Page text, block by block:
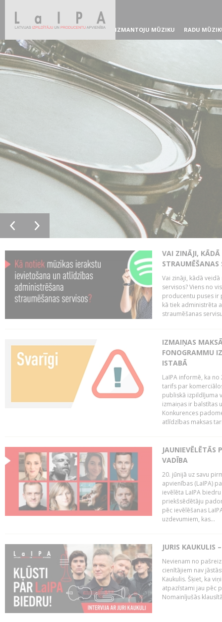
IZMANTOJU MŪZIKU RADU
VAI ZINĀJI,
STRAUMĒŠANAS
Vai zināji, kādā
servisos? Viens no
producentu puses ir
kā tiek administrēta
straumēšanas
IZMAIŅAS
FONOGRAMMU
ISTABĀ
LaIPA informē, ka
tarifs par
publiskā izpildījuma
izmaiņas ir balstītas
Konkurences
atlīdzības maksas
JAUNIEVĒLĒTĀS
VADĪBA
20. jūnijā uz savu
apvienības (LaIPA)
ievēlēta LaIPA
priekšsēdētāju
pēc ievēlēšanas
uzdevumiem, kas...
JURIS KAUKULIS
Nevienam no
cienītājiem nav
Kaukulis. Šķiet, ka
atpazīstami jau pēc
Nomainījušās